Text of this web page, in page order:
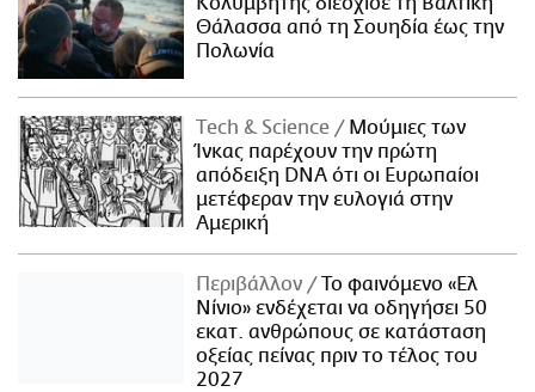
Θάλασσα από τη Σουηδία έως την
Πολωνία
Τech & Science
Μούμιες των
Ίνκας παρέχουν την πρώτη
απόδειξη DNA ότι οι Ευρωπαίοι
μετέφεραν την ευλογιά στην
Αμερική
Περιβάλλον
Το φαινόμενο «Ελ
Νίνιο» ενδέχεται να οδηγήσει 50
εκατ. ανθρώπους σε κατάσταση
οξείας πείνας πριν το τέλος του
2027